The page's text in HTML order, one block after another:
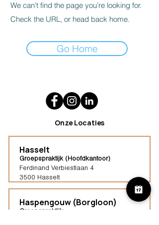
We can’t find the page you’re looking for.
Check the URL, or head back home.
Go Home
Onze Locaties
Hasselt
Groepspraktijk (Hoofdkantoor)
Ferdinand Verbiestlaan 4
3500 Hasselt
Haspengouw (Borgloon)